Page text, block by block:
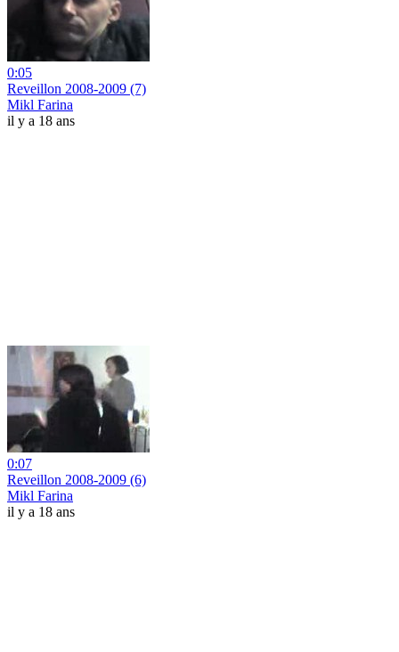
0:05
Reveillon 2008-2009 (7)
Mikl Farina
il y a 18 ans
0:07
Reveillon 2008-2009 (6)
Mikl Farina
il y a 18 ans